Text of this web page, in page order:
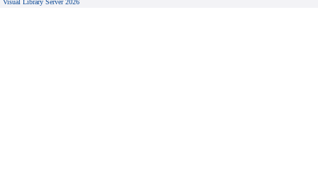
Visual Library Server 2026